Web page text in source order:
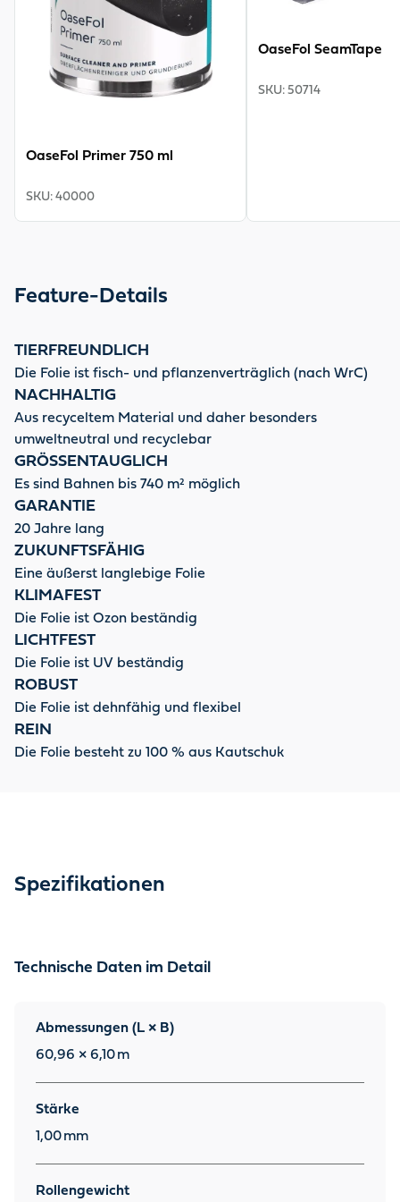
OaseFol Primer 750 ml
SKU: 40000
OaseFol SeamTape
SKU: 50714
Feature-Details
TIERFREUNDLICH
Die Folie ist fisch- und pflanzenverträglich (nach WrC)
NACHHALTIG
Aus recyceltem Material und daher besonders
umweltneutral und recyclebar
GRÖSSENTAUGLICH
Es sind Bahnen bis 740 m² möglich
GARANTIE
20 Jahre lang
ZUKUNFTSFÄHIG
Eine äußerst langlebige Folie
KLIMAFEST
Die Folie ist Ozon beständig
LICHTFEST
Die Folie ist UV beständig
ROBUST
Die Folie ist dehnfähig und flexibel
REIN
Die Folie besteht zu 100 % aus Kautschuk
Spezifikationen
Technische Daten im Detail
Abmessungen (L × B)
60,96 × 6,10 m
Stärke
1,00 mm
Rollengewicht